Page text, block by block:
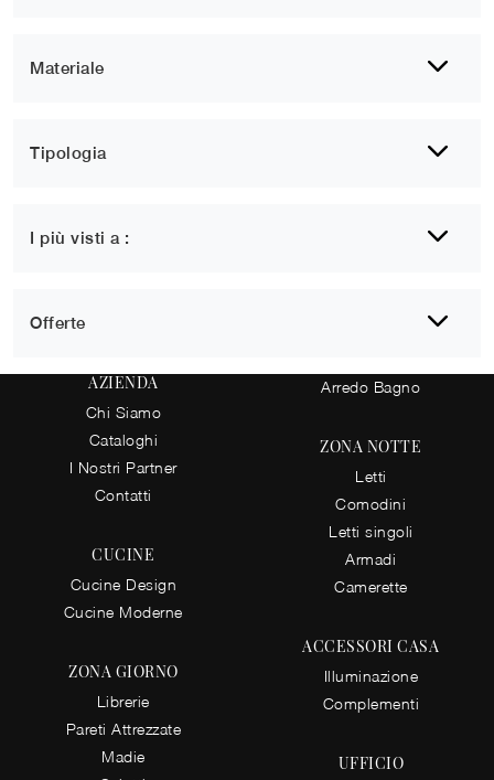
Materiale
Tipologia
I più visti a :
Offerte
AZIENDA
Chi Siamo
Cataloghi
I Nostri Partner
Contatti
CUCINE
Cucine Design
Cucine Moderne
ZONA GIORNO
Librerie
Pareti Attrezzate
Madie
Arredo Bagno
ZONA NOTTE
Letti
Comodini
Letti singoli
Armadi
Camerette
ACCESSORI CASA
Illuminazione
Complementi
UFFICIO